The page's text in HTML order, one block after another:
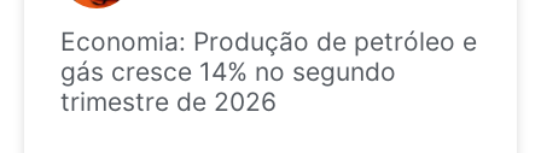
Economia: Produção de petróleo e
gás cresce 14% no segundo
trimestre de 2026